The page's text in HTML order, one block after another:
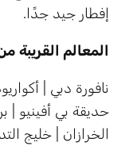
إفطار جيد جدًا.
المعالم القريبة
نافورة دبي |
حديقة بي أفينيو |
الخرازان | خليج